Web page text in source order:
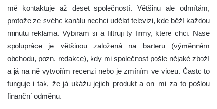
mě kontaktuje až deset společností. Většinu ale odmítám,
protože ze svého kanálu nechci udělat televizi, kde běží každou
minutu reklama. Vybírám si a filtruji ty firmy, které chci. Naše
spolupráce je většinou založená na barteru (výměnném
obchodu, pozn. redakce), kdy mi společnost pošle nějaké zboží
a já na ně vytvořím recenzi nebo je zmíním ve videu. Často to
funguje i tak, že já ukážu jejich produkt a oni mi za to pošlou
finanční odměnu.